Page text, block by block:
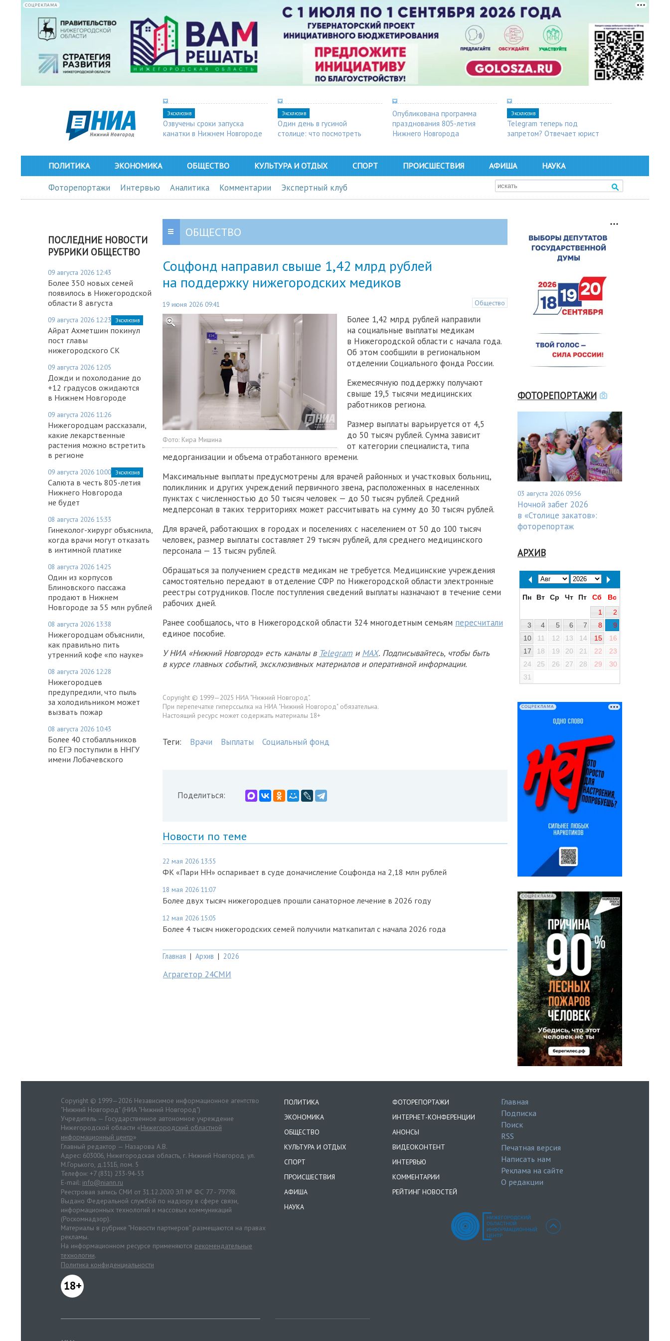
СОЦРЕКЛАМА
Эксклюзив
Озвучены сроки запуска
канатки в Нижнем Новгороде
Эксклюзив
Один день в гусиной
столице: что посмотреть
Опубликована программа
празднования 805-летия
Нижнего Новгорода
Эксклюзив
Telegram теперь под
запретом? Отвечает юрист
ПОЛИТИКА ЭКОНОМИКА ОБЩЕСТВО КУЛЬТУРА И ОТДЫХ СПОРТ ПРОИСШЕСТВИЯ АФИША НАУКА
Фоторепортажи Интервью Аналитика Комментарии Экспертный клуб
ПОСЛЕДНИЕ НОВОСТИ
РУБРИКИ ОБЩЕСТВО
09 августа 2026 12:43
Более 350 новых семей
появилось в Нижегородской
области 8 августа
09 августа 2026 12:23 Эксклюзив
Айрат Ахметшин покинул
пост главы
нижегородского СК
09 августа 2026 12:05
Дожди и похолодание до
+12 градусов ожидаются
в Нижнем Новгороде
09 августа 2026 11:26
Нижегородцам рассказали,
какие лекарственные
растения можно встретить
в регионе
09 августа 2026 10:00 Эксклюзив
Салюта в честь 805-летия
Нижнего Новгорода
не будет
08 августа 2026 15:33
Гинеколог-хирург объяснила,
когда врачи могут отказать
в интимной платике
08 августа 2026 14:25
Один из корпусов
Блиновского пассажа
продают в Нижнем
Новгороде за 55 млн рублей
08 августа 2026 13:38
Нижегородцам объяснили,
как правильно пить
утренний кофе «по науке»
08 августа 2026 12:28
Нижегородцев
предупредили, что пыль
за холодильником может
вызвать пожар
08 августа 2026 10:43
Более 40 стобалльников
по ЕГЭ поступили в ННГУ
имени Лобачевского
ОБЩЕСТВО
Соцфонд направил свыше 1,42 млрд рублей
на поддержку нижегородских медиков
19 июня 2026 09:41 Общество
Фото: Кира Мишина
Более 1,42 млрд рублей направили
на социальные выплаты медикам
в Нижегородской области с начала года.
Об этом сообщили в региональном
отделении Социального фонда России.
Ежемесячную поддержку получают
свыше 19,5 тысячи медицинских
работников региона.
Размер выплаты варьируется от 4,5
до 50 тысяч рублей. Сумма зависит
от категории специалиста, типа
медорганизации и объема отработанного времени.
Максимальные выплаты предусмотрены для врачей районных и участковых больниц,
поликлиник и других учреждений первичного звена, расположенных в населенных
пунктах с численностью до 50 тысяч человек — до 50 тысяч рублей. Средний
медперсонал в таких территориях может рассчитывать на сумму до 30 тысяч рублей.
Для врачей, работающих в городах и поселениях с населением от 50 до 100 тысяч
человек, размер выплаты составляет 29 тысяч рублей, для среднего медицинского
персонала — 13 тысяч рублей.
Обращаться за получением средств медикам не требуется. Медицинские учреждения
самостоятельно передают в отделение СФР по Нижегородской области электронные
реестры сотрудников. После поступления сведений выплаты назначают в течение семи
рабочих дней.
Ранее сообщалось, что в Нижегородской области 324 многодетным семьям пересчитали
единое пособие.
У НИА «Нижний Новгород» есть каналы в Telegram и MAX. Подписывайтесь, чтобы быть
в курсе главных событий, эксклюзивных материалов и оперативной информации.
Copyright © 1999—2025 НИА "Нижний Новгород".
При перепечатке гиперссылка на НИА "Нижний Новгород" обязательна.
Настоящий ресурс может содержать материалы 18+
Теги: Врачи Выплаты Социальный фонд
Поделиться:
Новости по теме
22 мая 2026 13:55
ФК «Пари НН» оспаривает в суде доначисление Соцфонда на 2,18 млн рублей
18 мая 2026 11:07
Более двух тысяч нижегородцев прошли санаторное лечение в 2026 году
12 мая 2026 15:05
Более 4 тысяч нижегородских семей получили маткапитал с начала 2026 года
Главная | Архив | 2026
Аграгетор 24СМИ
ФОТОРЕПОРТАЖИ
03 августа 2026 09:56
Ночной забег 2026
в «Столице закатов»:
фоторепортаж
АРХИВ
Пн Вт Ср Чт Пт Сб
Вс
1
2
3
4 5 6 7 8
9
10
11 12 13 14 15
16
17
18 19 20 21 22
23
24
25 26 27 28 29
30
31
СОЦРЕКЛАМА
СОЦРЕКЛАМА
Copyright © 1999—2026 Независимое информационное агентство
"Нижний Новгород" (НИА "Нижний Новгород")
Учредитель — Государственное автономное учреждение
Нижегородской области «Нижегородский областной
информационный центр»
Главный редактор — Назарова А.В.
Адрес: 603006, Нижегородская область, г. Нижний Новгород. ул.
М.Горького, д.151Б, пом. 5
Телефон: +7 (831) 233-94-53
E-mail: info@niann.ru
Реестровая запись СМИ от 31.12.2020 ЭЛ № ФС 77 - 79798.
Выдано Федеральной службой по надзору в сфере связи,
информационных технологий и массовых коммуникаций
(Роскомнадзор).
Материалы в рубрике "Новости партнеров" размещаются на правах
рекламы.
На информационном ресурсе применяются рекомендательные
технологии.
Политика конфиденциальности
18+
ПОЛИТИКА
ЭКОНОМИКА
ОБЩЕСТВО
КУЛЬТУРА И ОТДЫХ
СПОРТ
ПРОИСШЕСТВИЯ
АФИША
НАУКА
ФОТОРЕПОРТАЖИ
ИНТЕРНЕТ-КОНФЕРЕНЦИИ
АНОНСЫ
ВИДЕОКОНТЕНТ
ИНТЕРВЬЮ
КОММЕНТАРИИ
РЕЙТИНГ НОВОСТЕЙ
Главная
Подписка
Поиск
RSS
Печатная версия
Написать нам
Реклама на сайте
О редакции